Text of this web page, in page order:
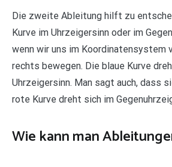
Die zweite Ableitung hilft zu
Kurve im Uhrzeigersinn oder im
wenn wir uns im Koordinatensystem
rechts bewegen. Die blaue Kurve
Uhrzeigersinn. Man sagt auch, dass
rote Kurve dreht sich im
Wie kann man